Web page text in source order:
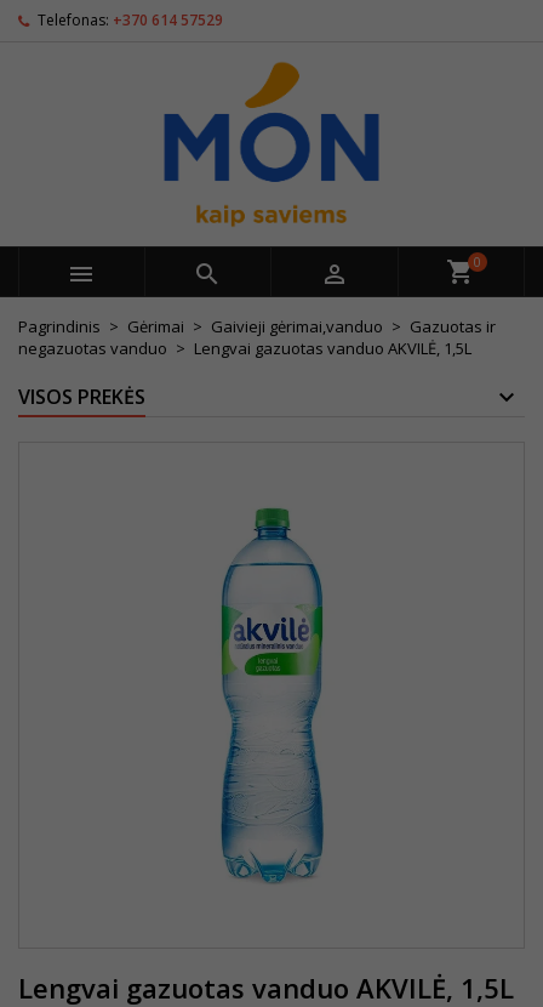
Telefonas: +370 614 57529
   0
Pagrindinis Gėrimai Gaivieji gėrimai,vanduo
Gazuotas ir
negazuotas vanduo
Lengvai gazuotas vanduo AKVILĖ, 1,5L
VISOS PREKĖS
Lengvai gazuotas vanduo AKVILĖ, 1,5L